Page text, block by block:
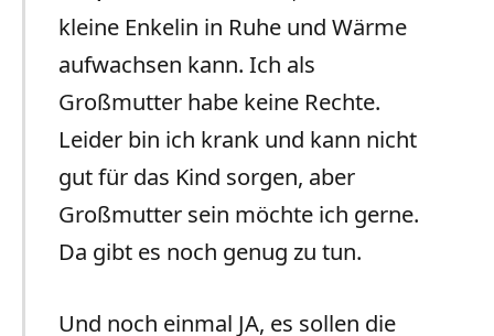
kleine Enkelin in Ruhe und Wärme
aufwachsen kann. Ich als
Großmutter habe keine Rechte.
Leider bin ich krank und kann nicht
gut für das Kind sorgen, aber
Großmutter sein möchte ich gerne.
Da gibt es noch genug zu tun.
Und noch einmal JA, es sollen die